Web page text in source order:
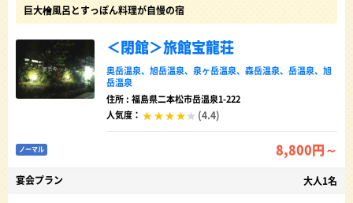
巨大檜風呂とすっぽん料理が自慢の宿
＜閉館＞旅館宝龍荘
奥岳温泉、 旭岳温泉、 泉ヶ岳温泉、 森岳温泉、 岳温泉、 旭
岳温泉
住所 : 福島県二本松市岳温泉1-222
人気度：
(4.4)
ノーマル 8,800円～
宴会プラン 大人1名